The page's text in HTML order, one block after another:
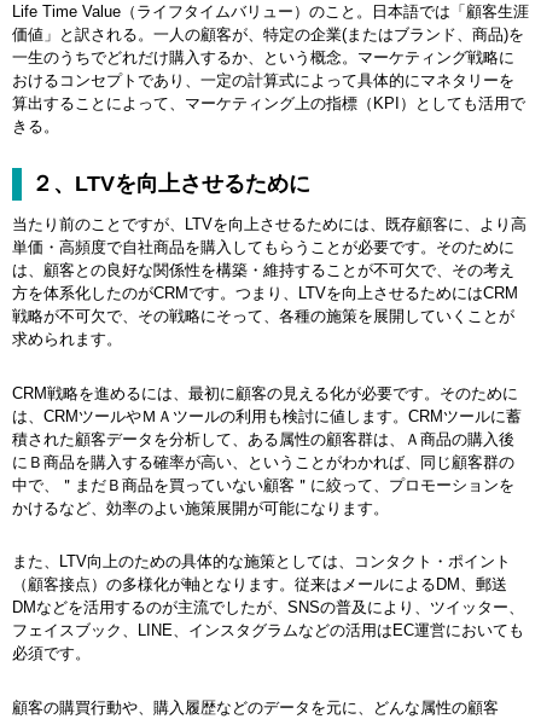
Life Time Value（ライフタイムバリュー）のこと。日本語では「顧客生涯
価値」と訳される。一人の顧客が、特定の企業(またはブランド、商品)を
一生のうちでどれだけ購入するか、という概念。マーケティング戦略に
おけるコンセプトであり、一定の計算式によって具体的にマネタリーを
算出することによって、マーケティング上の指標（KPI）としても活用で
きる。
２、LTVを向上させるために
当たり前のことですが、LTVを向上させるためには、既存顧客に、より高
単価・高頻度で自社商品を購入してもらうことが必要です。そのために
は、顧客との良好な関係性を構築・維持することが不可欠で、その考え
方を体系化したのがCRMです。つまり、LTVを向上させるためにはCRM
戦略が不可欠で、その戦略にそって、各種の施策を展開していくことが
求められます。
CRM戦略を進めるには、最初に顧客の見える化が必要です。そのために
は、CRMツールやＭＡツールの利用も検討に値します。CRMツールに蓄
積された顧客データを分析して、ある属性の顧客群は、Ａ商品の購入後
にＢ商品を購入する確率が高い、ということがわかれば、同じ顧客群の
中で、＂まだＢ商品を買っていない顧客＂に絞って、プロモーションを
かけるなど、効率のよい施策展開が可能になります。
また、LTV向上のための具体的な施策としては、コンタクト・ポイント
（顧客接点）の多様化が軸となります。従来はメールによるDM、郵送
DMなどを活用するのが主流でしたが、SNSの普及により、ツイッター、
フェイスブック、LINE、インスタグラムなどの活用はEC運営においても
必須です。
顧客の購買行動や、購入履歴などのデータを元に、どんな属性の顧客